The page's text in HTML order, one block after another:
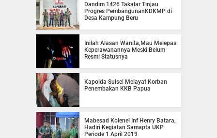
Dandim 1426 Takalar Tinjau
Progres PembangunanKDKMP di
Desa Kampung Beru
Inilah Alasan Wanita,Mau Melepas
Keperawanannya Meski Belum
Resmi Statusnya
Kapolda Sulsel Melayat Korban
Penembakan KKB Papua
Mabesad Kolenel Inf Henry Batara,
Hadiri Kegiatan Samapta UKP
Periode 1 April 2019